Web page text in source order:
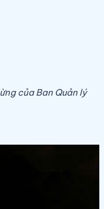
của Ban Quản lý